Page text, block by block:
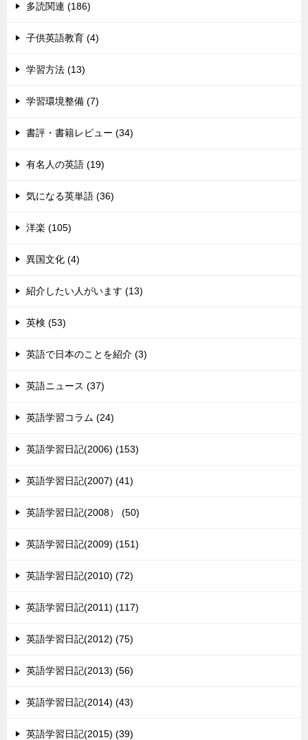
多読関連 (186)
子供英語教育 (4)
学習方法 (13)
学習環境整備 (7)
書評・書籍レビュー (34)
有名人の英語 (19)
気になる英単語 (36)
洋楽 (105)
異国文化 (4)
紹介したい人がいます (13)
英検 (53)
英語で日本のことを紹介 (3)
英語ニュース (37)
英語学習コラム (24)
英語学習日記(2006) (153)
英語学習日記(2007) (41)
英語学習日記(2008） (50)
英語学習日記(2009) (151)
英語学習日記(2010) (72)
英語学習日記(2011) (117)
英語学習日記(2012) (75)
英語学習日記(2013) (56)
英語学習日記(2014) (43)
英語学習日記(2015) (39)